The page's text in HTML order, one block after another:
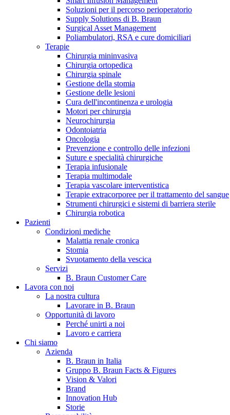
Catalogo prodotti
Trova il prodotto che stai cercando. Visita il catalogo B. Braun
Campione stomia o cateteri
Richiedi gratuitamente un campione al nostro Customer Care,
Trova la tua opportunità di lavoro!
Scopri le opportunità di carriera del Gruppo B. Braun. Visita
Contatti
Hai domande o richieste? Scrivici per entrare subito in contatto
Soluzioni per il percorso perioperatorio
Supply Solutions di B. Braun
Surgical Asset Management
Poliambulatori, RSA e cure domiciliari
Terapie
Chirurgia mininvasiva
Chirurgia ortopedica
Chirurgia spinale
Gestione della stomia
Gestione delle lesioni
Cura dell'incontinenza e urologia
Motori per chirurgia
Neurochirurgia
Odontoiatria
Oncologia
Prevenzione e controllo delle infezioni
Suture e specialità chirurgiche
Terapia infusionale
Terapia multimodale
Terapia vascolare interventistica
Terapie extracorporee per il trattamento del sangue
Strumenti chirurgici e sistemi di barriera sterile
Chirurgia robotica
Pazienti
Condizioni mediche
Malattia renale cronica
Stomia
Svuotamento della vescica
Servizi
B. Braun Customer Care
Lavora con noi
La nostra cultura
Lavorare in B. Braun
Opportunità di lavoro
Perché unirti a noi
Lavoro e carriera
Chi siamo
Azienda
B. Braun in Italia
Gruppo B. Braun Facts & Figures
Vision & Valori
Brand
Innovation Hub
Storie